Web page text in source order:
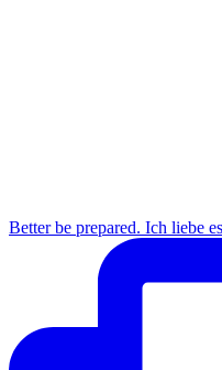
Better be prepared. Ich liebe